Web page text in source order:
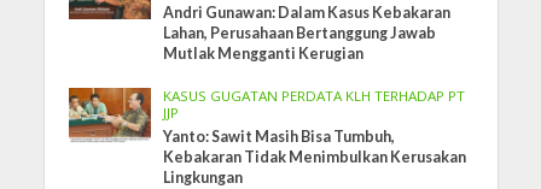
Andri Gunawan: Dalam Kasus Kebakaran
Lahan, Perusahaan Bertanggung Jawab
Mutlak Mengganti Kerugian
KASUS GUGATAN PERDATA KLH TERHADAP PT
JJP
Yanto: Sawit Masih Bisa Tumbuh,
Kebakaran Tidak Menimbulkan Kerusakan
Lingkungan